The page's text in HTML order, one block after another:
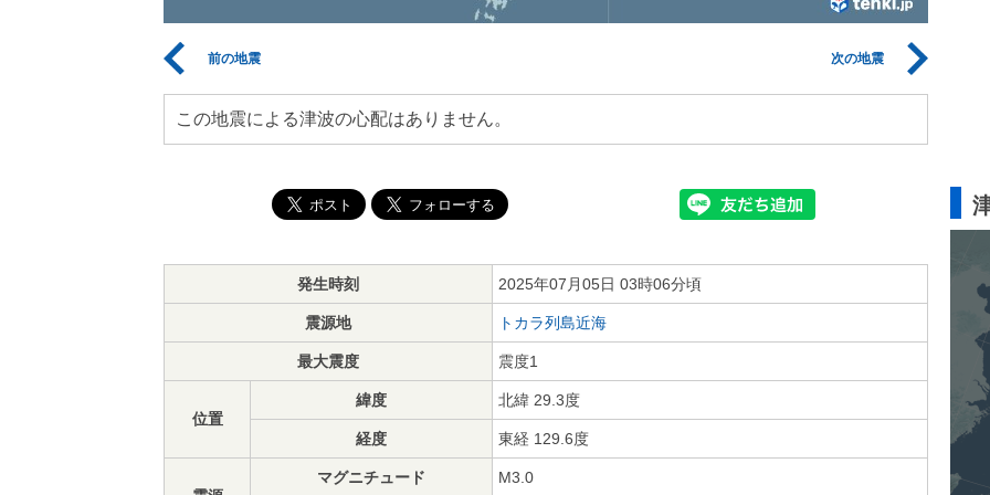
前の地震 次の地震
この地震による津波の心配はありません。
発生時刻 2025年07月05日 03時06分頃
震源地 トカラ列島近海
最大震度 震度1
位置
緯度 北緯 29.3度
経度 東経 129.6度
マグニチュード M3.0